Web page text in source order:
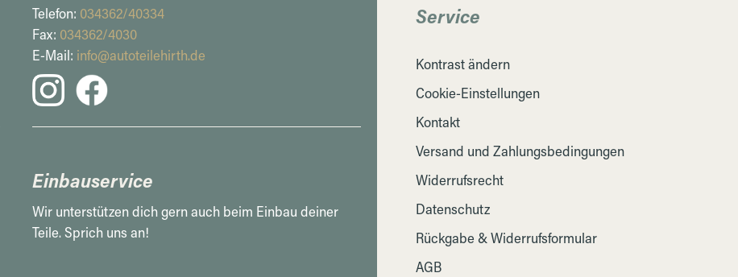
Telefon: 034362/40334
Fax: 034362/4030
E-Mail: info@autoteilehirth.de
Einbauservice
Wir unterstützen dich gern auch beim Einbau deiner
Teile. Sprich uns an!
Service
Kontrast ändern
Cookie-Einstellungen
Kontakt
Versand und Zahlungsbedingungen
Widerrufsrecht
Datenschutz
Rückgabe & Widerrufsformular
AGB